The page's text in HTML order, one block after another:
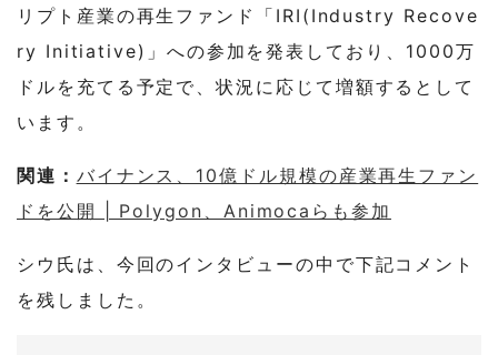
リプト産業の再生ファンド「IRI(Industry Recove
ry Initiative)」への参加を発表しており、1000万
ドルを充てる予定で、状況に応じて増額するとして
います。
関連： バイナンス、10億ドル規模の産業再生ファン
ドを公開 | Polygon、Animocaらも参加
シウ氏は、今回のインタビューの中で下記コメント
を残しました。